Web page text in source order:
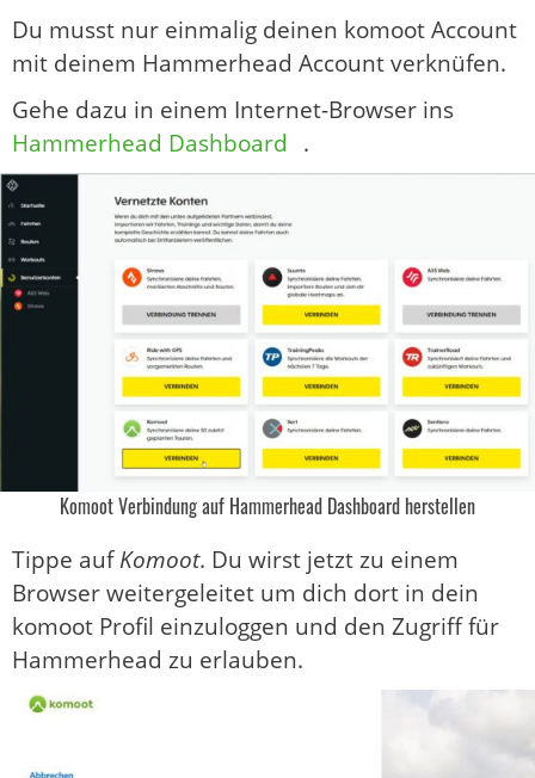
Du musst nur einmalig deinen komoot Account
mit deinem Hammerhead Account verknüfen.
Gehe dazu in einem Internet-Browser ins
Hammerhead Dashboard
.
Komoot Verbindung auf Hammerhead Dashboard herstellen
Tippe aufKomoot. Du wirst jetzt zu einem
Browser weitergeleitet um dich dort in dein
komoot Profil einzuloggen und den Zugriff für
Hammerhead zu erlauben.